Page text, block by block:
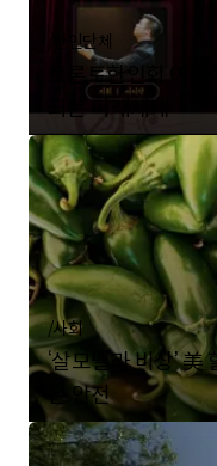
한인단체
토론토한인회 어
되는 미래세대
/사회
‘살모넬라 비상’
은 안전